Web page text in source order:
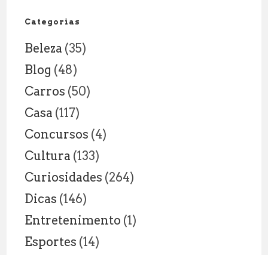
Categorias
Beleza (35)
Blog (48)
Carros (50)
Casa (117)
Concursos (4)
Cultura (133)
Curiosidades (264)
Dicas (146)
Entretenimento (1)
Esportes (14)